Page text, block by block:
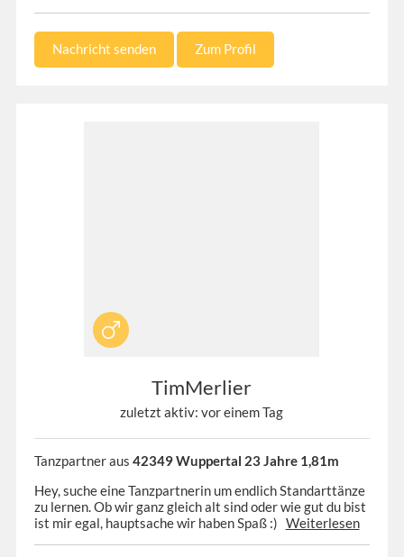
Nachricht senden Zum Profil
TimMerlier
zuletzt aktiv: vor einem Tag
Tanzpartner aus 42349 Wuppertal 23 Jahre 1,81m
Hey, suche eine Tanzpartnerin um endlich Standarttänze
zu lernen. Ob wir ganz gleich alt sind oder wie gut du bist
ist mir egal, hauptsache wir haben Spaß :) Weiterlesen